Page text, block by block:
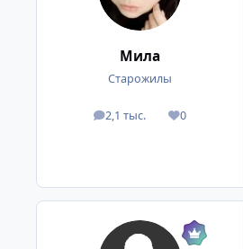
Мила
Старожилы
2,1 тыс.
посты 0
Репутация